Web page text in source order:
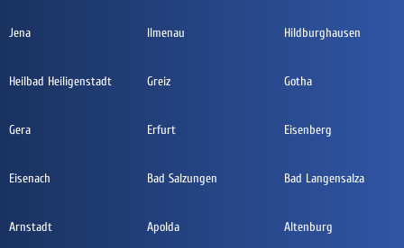
Jena Ilmenau Hildburghausen
Heilbad Heiligenstadt Greiz Gotha
Gera Erfurt Eisenberg
Eisenach Bad Salzungen Bad Langensalza
Arnstadt Apolda Altenburg